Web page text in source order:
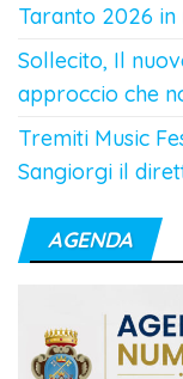
Taranto 2026
Sollecito, Il
approccio che
Tremiti Music
Sangiorgi il
AGENDA